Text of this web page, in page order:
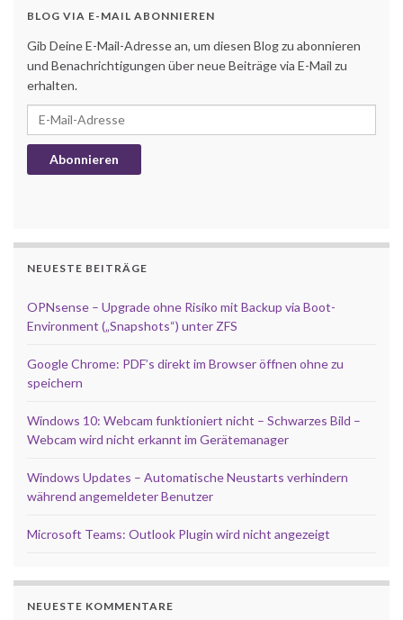
BLOG VIA E-MAIL ABONNIEREN
Gib Deine E-Mail-Adresse an, um diesen Blog zu abonnieren
und Benachrichtigungen über neue Beiträge via E-Mail zu
erhalten.
E-Mail-Adresse
Abonnieren
NEUESTE BEITRÄGE
OPNsense – Upgrade ohne Risiko mit Backup via Boot-
Environment („Snapshots“) unter ZFS
Google Chrome: PDF’s direkt im Browser öffnen ohne zu
speichern
Windows 10: Webcam funktioniert nicht – Schwarzes Bild –
Webcam wird nicht erkannt im Gerätemanager
Windows Updates – Automatische Neustarts verhindern
während angemeldeter Benutzer
Microsoft Teams: Outlook Plugin wird nicht angezeigt
NEUESTE KOMMENTARE